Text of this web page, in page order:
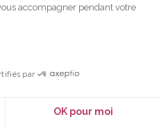
lors que ce dernier
de la
par Ouest Médical
l’expédie. Le retour du
accompagner pendant votre
par
OK pour moi